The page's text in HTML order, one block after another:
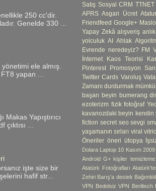
250 cc'dir.
Genelde 330 ...
ele almış.
FT8 yapan ...
Yapıştırıcı
çıktısı ...
işte size bir
hafif str...
Satış Sosyal CRM TTNET
APRS Asgari Ücret
Friendfeed Google+
Yapay Zekâ alışveriş
yolculuk AI Ahlak
Evrende neredeyiz? FM
İnternet
Kaos Teorisi
Pinterest Promosyon
Twitter Cards Varoluş
Zamanı durdurmak
başarı beyin bumerang
ezoterizm fizik fotoğraf
kavanozdaki beyin kendin
fiction secret seo sevgi
yaşamanın sırları viral
Öneriler öneri ütopya
Dolara Laptop 10 Kasım
Android G+ kişiler temizleme
Atatürk Fotoğrafları
Zehiri Barış'a destek
VPN Bedelsiz VPN Beriltech